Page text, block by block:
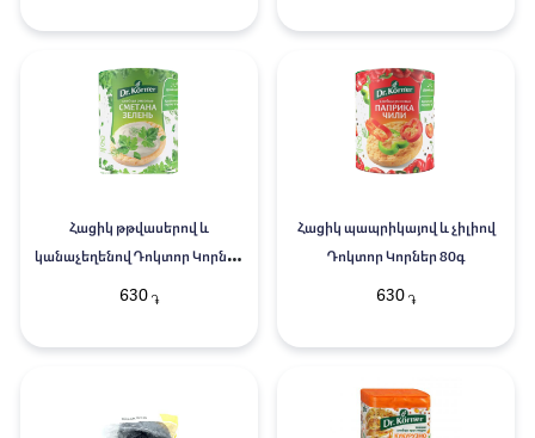
Հացիկ թթվասերով և
կանաչեղենով Դոկտոր Կորներ
80գ
630֏
Հացիկ պապրիկայով և չիլիով
Դոկտոր Կորներ 80գ
630 ֏